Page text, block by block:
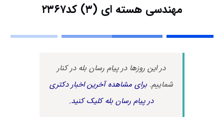
مهندسی هسته ای (۳) کد۲۳۶۷
در این روزها در پیام رسان بله در کنار
شماییم.برای مشاهده آخرین اخبار دکتری
در پیام رسان بله کلیک کنید.